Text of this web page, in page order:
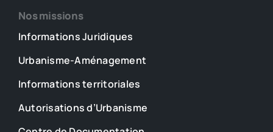
Nos missions
Informations Juridiques
Urbanisme-Aménagement
Informations territoriales
Autorisations d’Urbanisme